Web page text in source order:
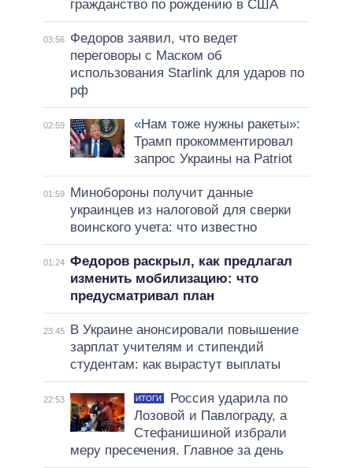
гражданство по рождению в США
03:56
Федоров заявил, что ведет
переговоры с Маском об
использования Starlink для ударов по
рф
02:59
«Нам тоже нужны ракеты»:
Трамп прокомментировал
запрос Украины на Patriot
01:59
Минобороны получит данные
украинцев из налоговой для сверки
воинского учета: что известно
01:24 Федоров раскрыл, как предлагал
изменить мобилизацию: что
предусматривал план
23:45
В Украине анонсировали повышение
зарплат учителям и стипендий
студентам: как вырастут выплаты
22:53 ИТОГИ
Россия ударила по
Лозовой и Павлограду, а
Стефанишиной избрали
меру пресечения. Главное за день